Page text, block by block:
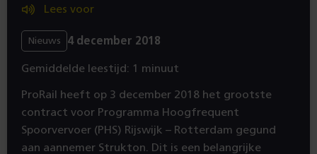
Lees voor
Nieuws 4 december 2018
Gemiddelde leestijd: 1 minuut
ProRail heeft op 3 december 2018 het grootste
contract voor Programma Hoogfrequent
Spoorvervoer (PHS) Rijswijk – Rotterdam gegund
aan aannemer Strukton. Dit is een belangrijke